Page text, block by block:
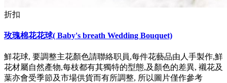
折扣
玫瑰棉花花球( Baby's breath Wedding Bouquet)
鮮花球, 要調整主花顏色請聯絡职員,每件花藝品由人手製作,鮮
花材屬自然產物,每枝都有其獨特的型態,及顏色的差異, 襯花及
葉亦會受季節及市場供貨而有所調整, 所以圖片僅作參考